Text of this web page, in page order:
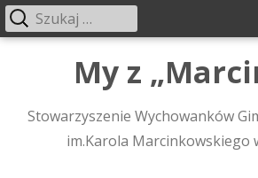
My z
Stowarzyszenie Wychowanków
im.Karola Marcinkowskiego
Menu
główne
Szukaj: